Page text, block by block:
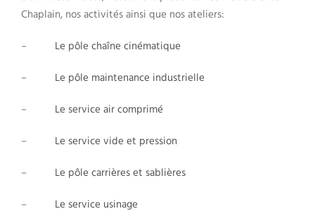
Chaplain, nos activités ainsi que nos ateliers:
– Le pôle chaîne cinématique
– Le pôle maintenance industrielle
– Le service air comprimé
– Le service vide et pression
– Le pôle carrières et sablières
–
Le service usinage